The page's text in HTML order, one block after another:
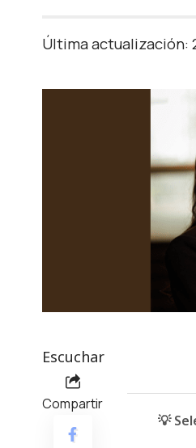
Última actualización:
Escuchar
Compartir
💡